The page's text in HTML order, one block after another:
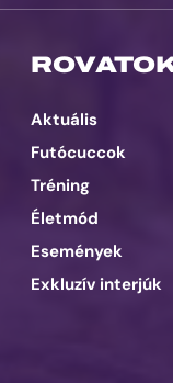
Aktuális
Futócuccok
Tréning
Életmód
Események
Exkluzív interjúk